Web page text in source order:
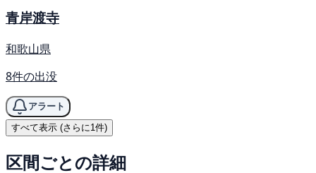
青岸渡寺
和歌山県
8件の出没
アラート
すべて表示 (さらに1件)
区間ごとの詳細